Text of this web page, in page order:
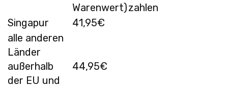
Warenwert)zahlen
Singapur
41,95€
alle anderen
Länder
außerhalb
der EU und
44,95€